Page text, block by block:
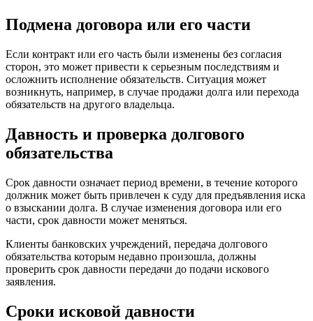
Подмена договора или его части
Если контракт или его часть были изменены без согласия
сторон, это может привести к серьезным последствиям и
осложнить исполнение обязательств. Ситуация может
возникнуть, например, в случае продажи долга или перехода
обязательств на другого владельца.
Давность и проверка долгового
обязательства
Срок давности означает период времени, в течение которого
должник может быть привлечен к суду для предъявления иска
о взыскании долга. В случае изменения договора или его
части, срок давности может меняться.
Клиенты банковских учреждений, передача долгового
обязательства которым недавно произошла, должны
проверить срок давности передачи до подачи искового
заявления.
Сроки исковой давности